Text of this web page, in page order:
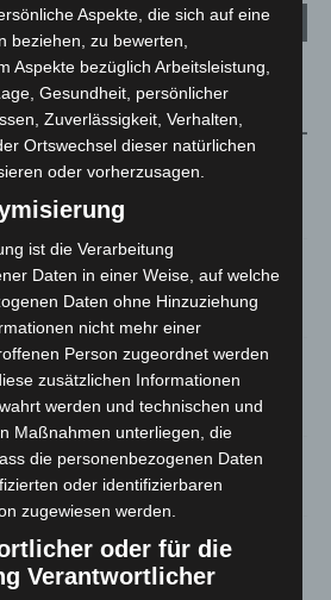
in Neuwarmbüchen schnell
Notfallsanitäter starten beim
über A7 – Polizei sucht
Bagger-Unfall auf Baustelle
Umbau in Langenhagen
Aspekte, die sich auf eine
beziehen, zu bewerten,
Aspekte bezüglich Arbeitsleistung,
Gesundheit, persönlicher
Zuverlässigkeit, Verhalten,
Ortswechsel dieser natürlichen
oder vorherzusagen.
ist die Verarbeitung
Daten in einer Weise, auf welche
Daten ohne Hinzuziehung
nicht mehr einer
Person zugeordnet werden
zusätzlichen Informationen
werden und technischen und
Maßnahmen unterliegen, die
die personenbezogenen Daten
oder identifizierbaren
zugewiesen werden.
oder für die
Verantwortlicher